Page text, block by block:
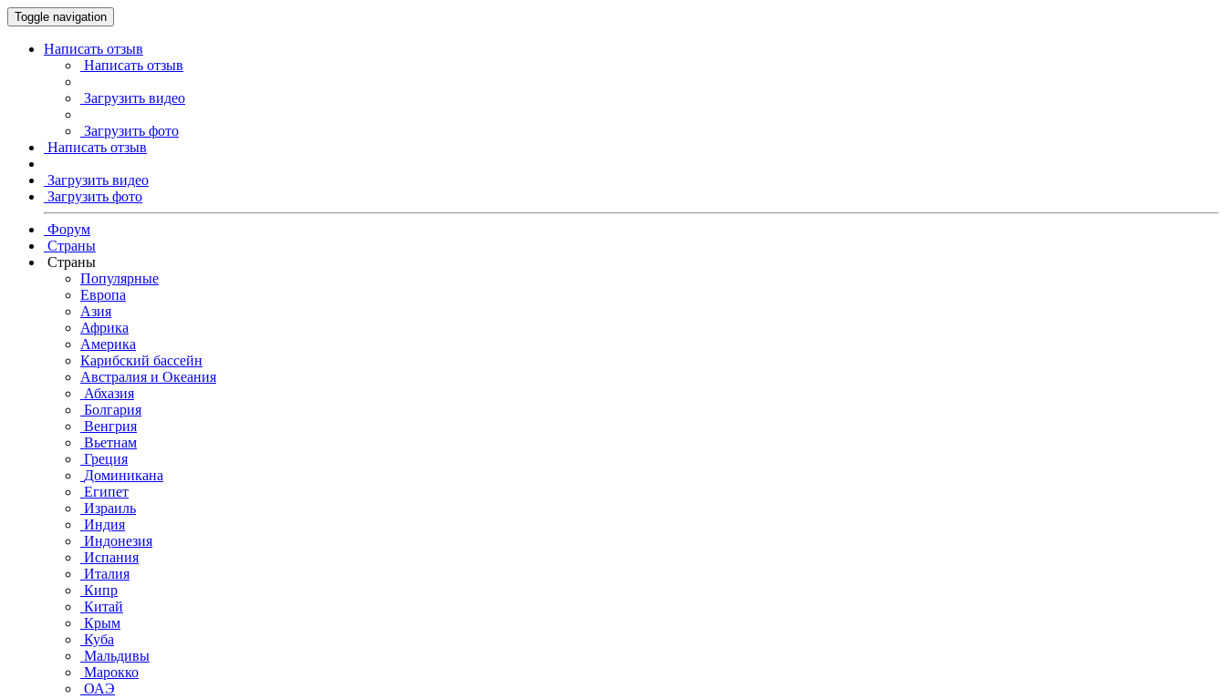
Toggle navigation
Написать отзыв
Написать отзыв
Загрузить видео
Загрузить фото
Написать отзыв
Загрузить видео
Загрузить фото
Форум
Страны
Страны
Популярные
Европа
Азия
Африка
Америка
Карибский бассейн
Австралия и Океания
Абхазия
Болгария
Венгрия
Вьетнам
Греция
Доминикана
Египет
Израиль
Индия
Индонезия
Испания
Италия
Кипр
Китай
Крым
Куба
Мальдивы
Марокко
ОАЭ